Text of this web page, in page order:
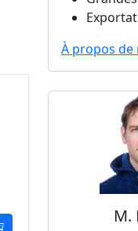
À propos de
M.